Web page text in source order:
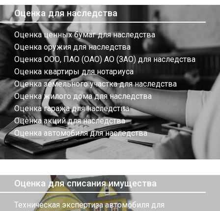
Оценка для наследства
Оценка ценных бумаг для наследства
Оценка оружия для наследства
Оценка ООО, ПАО (ОАО) АО (ЗАО) для наследства
Оценка квартиры для нотариуса
Оценка земельного участка для наследства
Оценка жилого дома для наследства
Оценка гаража для наследства
Оценка акций для наследства
Оценка автомобиля для наследства
Оценка для списания имущества
Техническая экспертиза автомобиля для